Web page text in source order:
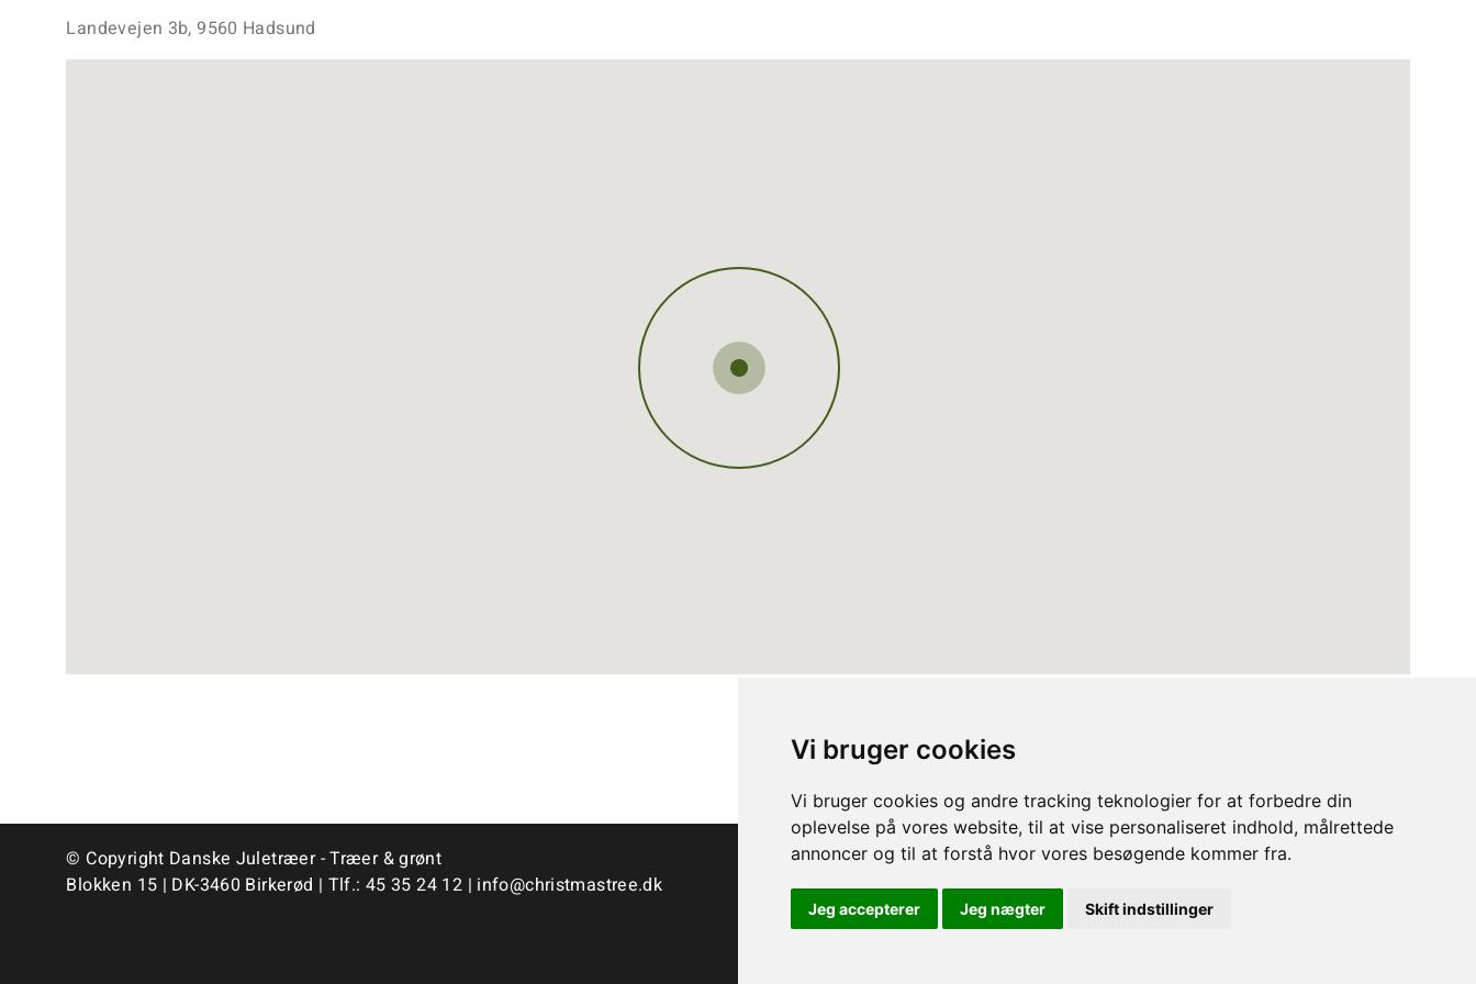
Vi bruger cookies
Vi bruger cookies og andre tracking teknologier for at forbedre din
oplevelse på vores website, til at vise personaliseret indhold, målrettede
annoncer og til at forstå hvor vores besøgende kommer fra.
Jeg accepterer Jeg nægter Skift indstillinger
Landevejen 3b, 9560 Hadsund
© Copyright Danske Juletræer - Træer & grønt
Blokken 15 | DK-3460 Birkerød | Tlf.: 45 35 24 12 | info@christmastree.dk Privacy Policy